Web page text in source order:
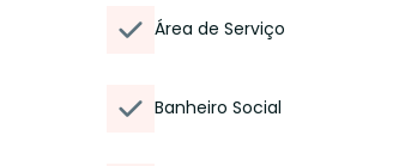
Área de Serviço
Banheiro Social